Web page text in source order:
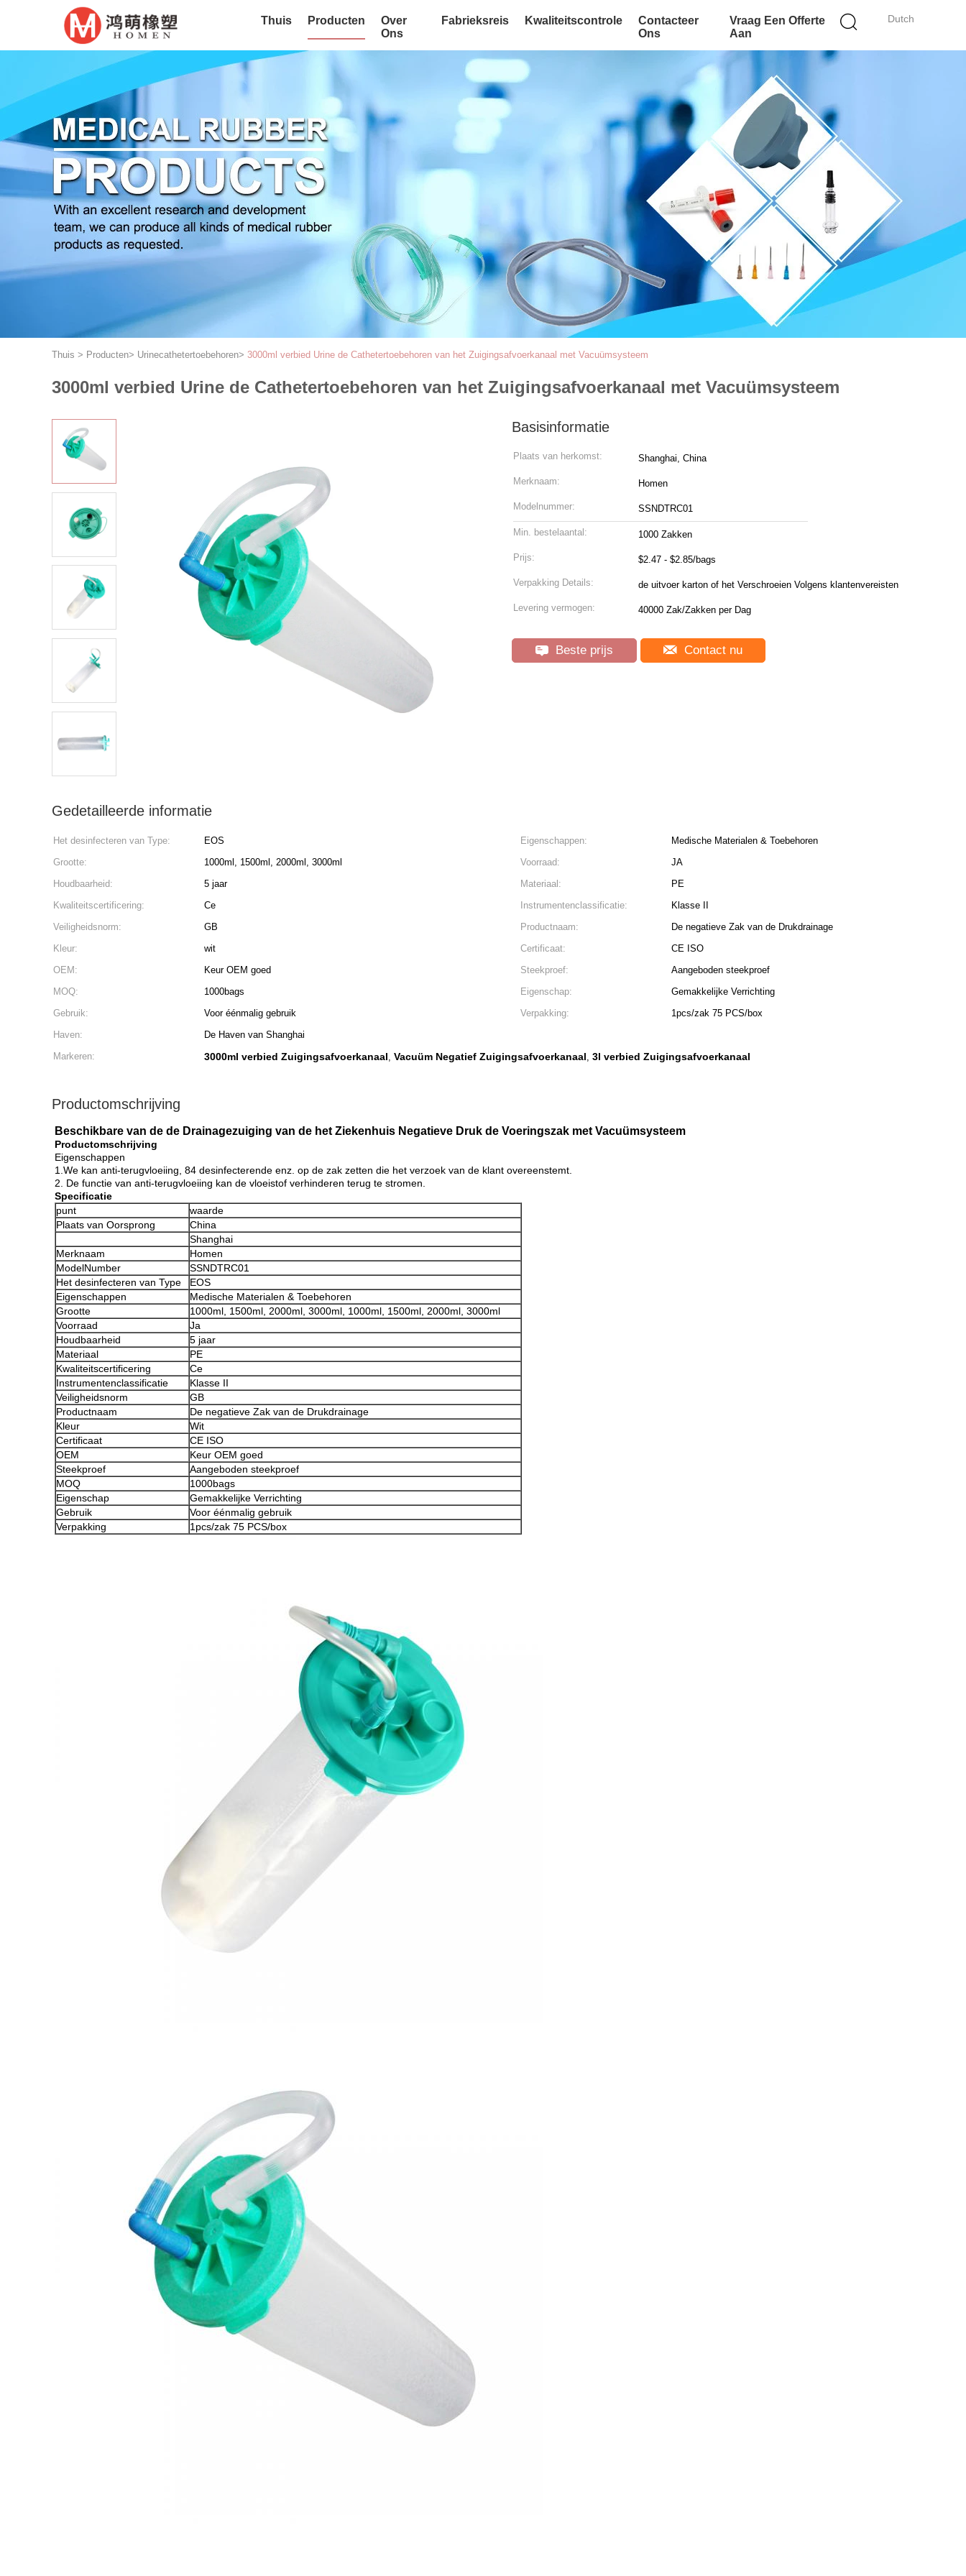
Dutch
Thuis Producten
Over
Ons
Fabrieksreis Kwaliteitscontrole
Contacteer
Ons
Vraag Een Offerte
Aan
Thuis > Producten> Urinecathetertoebehoren> 3000ml verbied Urine de Cathetertoebehoren van het Zuigingsafvoerkanaal met Vacuümsysteem
3000ml verbied Urine de Cathetertoebehoren van het Zuigingsafvoerkanaal met Vacuümsysteem
Basisinformatie
Plaats van herkomst: Shanghai, China
Merknaam: Homen
Modelnummer: SSNDTRC01
Min. bestelaantal: 1000 Zakken
Prijs: $2.47 - $2.85/bags
Verpakking Details: de uitvoer karton of het Verschroeien Volgens klantenvereisten
Levering vermogen: 40000 Zak/Zakken per Dag
Beste prijs Contact nu
Gedetailleerde informatie
Het desinfecteren van Type: EOS Eigenschappen:
Medische Materialen & Toebehoren
Grootte:
1000ml, 1500ml, 2000ml, 3000ml Voorraad:
JA
Houdbaarheid:
5 jaar Materiaal:
PE
Kwaliteitscertificering:
Ce Instrumentenclassificatie:
Klasse II
Veiligheidsnorm:
GB Productnaam:
De negatieve Zak van de Drukdrainage
Kleur:
wit Certificaat:
CE ISO
OEM:
Keur OEM goed Steekproef:
Aangeboden steekproef
MOQ:
1000bags Eigenschap:
Gemakkelijke Verrichting
Gebruik:
Voor éénmalig gebruik Verpakking:
1pcs/zak 75 PCS/box
Haven:
De Haven van Shanghai
Markeren:
3000ml verbied Zuigingsafvoerkanaal, Vacuüm Negatief Zuigingsafvoerkanaal, 3l verbied Zuigingsafvoerkanaal
Productomschrijving
Beschikbare van de de Drainagezuiging van de het Ziekenhuis Negatieve Druk de Voeringszak met Vacuümsysteem
Productomschrijving
Eigenschappen
1.We kan anti-terugvloeiing, 84 desinfecterende enz. op de zak zetten die het verzoek van de klant overeenstemt.
2. De functie van anti-terugvloeiing kan de vloeistof verhinderen terug te stromen.
Specificatie
punt
waarde
Plaats van Oorsprong
China
Shanghai
Merknaam
Homen
ModelNumber
SSNDTRC01
Het desinfecteren van Type
EOS
Eigenschappen
Medische Materialen & Toebehoren
Grootte
1000ml, 1500ml, 2000ml, 3000ml, 1000ml, 1500ml, 2000ml, 3000ml
Voorraad
Ja
Houdbaarheid
5 jaar
Materiaal
PE
Kwaliteitscertificering
Ce
Instrumentenclassificatie
Klasse II
Veiligheidsnorm
GB
Productnaam
De negatieve Zak van de Drukdrainage
Kleur
Wit
Certificaat
CE ISO
OEM
Keur OEM goed
Steekproef
Aangeboden steekproef
MOQ
1000bags
Eigenschap
Gemakkelijke Verrichting
Gebruik
Voor éénmalig gebruik
Verpakking
1pcs/zak 75 PCS/box